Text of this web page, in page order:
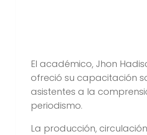
El académico, Jhon
ofreció su capacitación
asistentes a la
periodismo.
La producción,